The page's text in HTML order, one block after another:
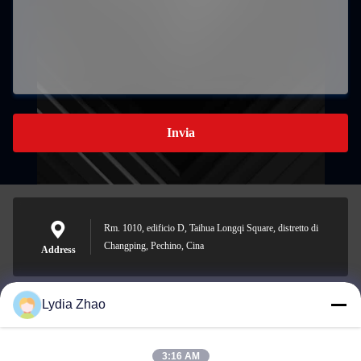
Invia
Address
Rm. 1010, edificio D, Taihua Longqi Square, distretto di
Changping, Pechino, Cina
jesingd@vip.sina.com
Lydia Zhao
3:16 AM